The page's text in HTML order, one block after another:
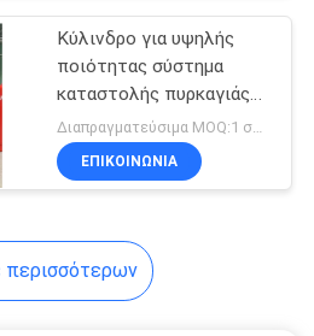
FM 200
Κύλινδρο για υψηλής
ποιότητας σύστημα
καταστολής πυρκαγιάς
FM200
Διαπραγματεύσιμα MOQ:1 σύνολο
ΕΠΙΚΟΙΝΩΝΊΑ
περισσότερων